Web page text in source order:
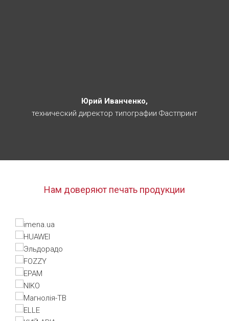
Юрий Иванченко,
технический директор типографии Фастпринт
Нам доверяют печать продукции